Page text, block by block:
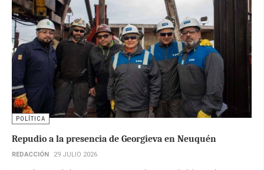
POLÍTICA
Repudio a la presencia de Georgieva en Neuquén
REDACCIÓN 29 JULIO 2026